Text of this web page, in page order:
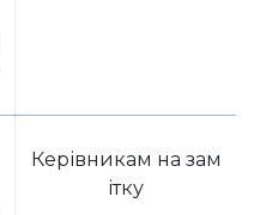
Керівникам на зам
ітку